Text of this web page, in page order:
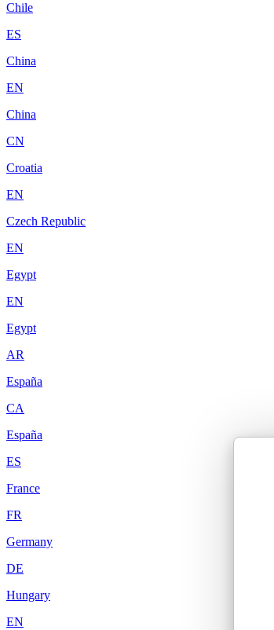
Chile
ES
China
EN
China
CN
Croatia
EN
Czech Republic
EN
Egypt
EN
Egypt
AR
España
CA
España
ES
France
FR
Germany
DE
Hungary
EN